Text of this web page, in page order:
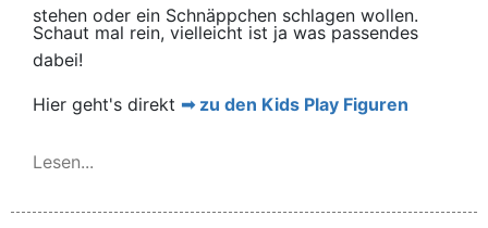
stehen oder ein Schnäppchen schlagen wollen.
Schaut mal rein, vielleicht ist ja was passendes
dabei!
Hier geht's direkt zu den Kids Play Figuren
Lesen...